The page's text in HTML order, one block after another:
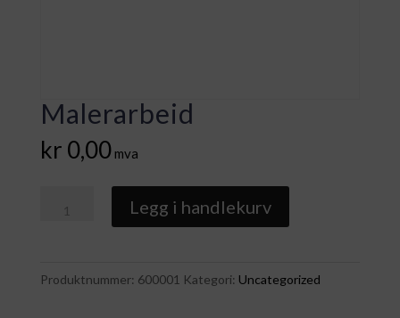
Malerarbeid
kr 0,00 mva
antall
Legg i handlekurv
Produktnummer: 600001 Kategori: Uncategorized